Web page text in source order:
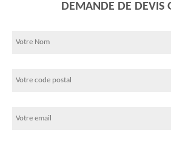
DEMANDE DE DEVIS